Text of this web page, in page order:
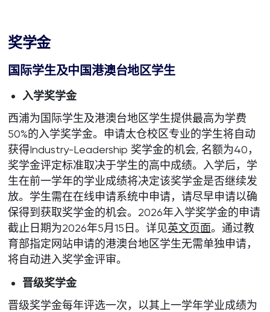
奖学金
国际学生及中国港澳台地区学生
入学奖学金
西浦为国际学生及港澳台地区学生提供最高为学费
50%的入学奖学金。申请太仓校区专业的学生将自动
获得Industry-Leadership 奖学金的机会, 名额为40，
奖学金评定标准取决于学生的高中成绩。入学后，学
生在前一学年的学业成绩将决定该奖学金是否继续发
放。学生需在在线申请系统中申请，请尽早申请以确
保得到获取奖学金的机会。2026年入学奖学金的申请
截止日期为2026年5月15日。详见英文页面。通过教
育部指定网站申请的港澳台地区学生无需单独申请，
将自动进入奖学金评审。
晋级奖学金
晋级奖学金每年评选一次，以其上一学年学业成绩为